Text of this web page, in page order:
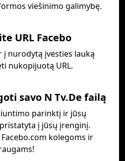
viešinimo galimybę.
URL Facebo
į nurodytą įvesties lauką
nukopijuotą URL.
savo N Tv.De failą
parinktį ir jūsų
į jūsų įrenginį.
kolegoms ir